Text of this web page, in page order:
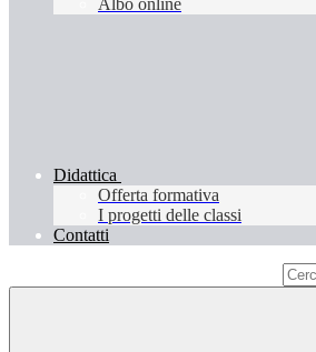
Albo online
Didattica
Offerta formativa
I progetti delle classi
Contatti